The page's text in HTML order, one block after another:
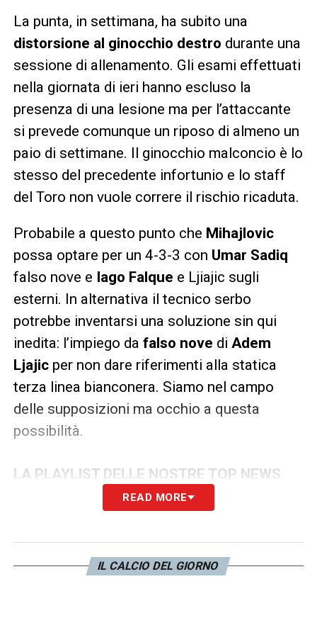
La punta, in settimana, ha subito una
distorsione al ginocchio destro durante una
sessione di allenamento. Gli esami effettuati
nella giornata di ieri hanno escluso la
presenza di una lesione ma per l’attaccante
si prevede comunque un riposo di almeno un
paio di settimane. Il ginocchio malconcio è lo
stesso del precedente infortunio e lo staff
del Toro non vuole correre il rischio ricaduta.
Probabile a questo punto che Mihajlovic
possa optare per un 4-3-3 con Umar Sadiq
falso nove e Iago Falque e Ljiajic sugli
esterni. In alternativa il tecnico serbo
potrebbe inventarsi una soluzione sin qui
inedita: l’impiego da falso nove di Adem
Ljajicper non dare riferimenti alla statica
terza linea bianconera. Siamo nel campo
delle supposizioni ma occhio a questa
possibilità.
LA PLAYLIST DELLE NOSTRE TOP NEWS
READ MORE
IL CALCIO DEL GIORNO